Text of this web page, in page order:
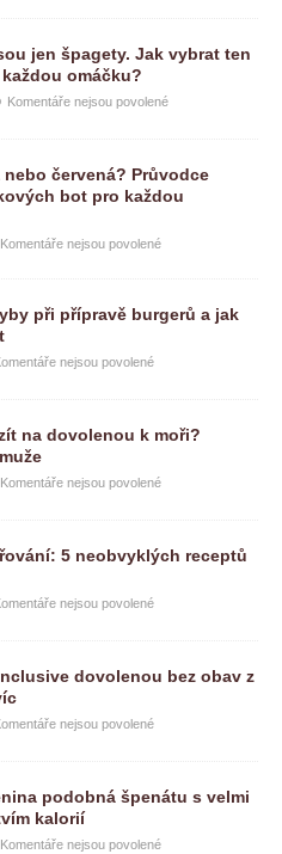
jen špagety. Jak vybrat ten
omáčku?
Komentáře nejsou povolené
nebo červená? Průvodce
bot pro každou
Komentáře nejsou povolené
při přípravě burgerů a jak
nejsou povolené
na dovolenou k moři?
Komentáře nejsou povolené
5 neobvyklých receptů
nejsou povolené
dovolenou bez obav z
nejsou povolené
podobná špenátu s velmi
kalorií
Komentáře nejsou povolené